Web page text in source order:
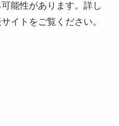
能性があります。詳し
イトをご覧ください。